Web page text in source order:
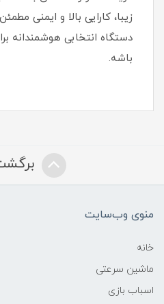
زیبا، کارایی بالا و ایمنی
دستگاه انتخابی هوشمندانه
باشه.
منوی وب‌سایت
خانه
ماشین سرعتی
اسباب بازی